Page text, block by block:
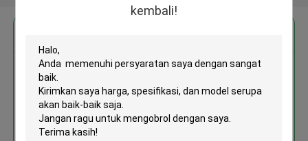
kembali!